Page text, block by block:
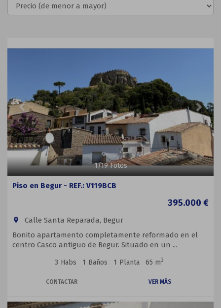
1/19Fotos
Piso en Begur - REF.: V119BCB
395.000 €
room
Calle Santa Reparada, Begur
Bonito apartamento completamente reformado en el
centro Casco antiguo de Begur. Situado en un ...
3 Habs 1 Baños 1 Planta 65 m2
CONTACTAR VER MÁS
Previous Next